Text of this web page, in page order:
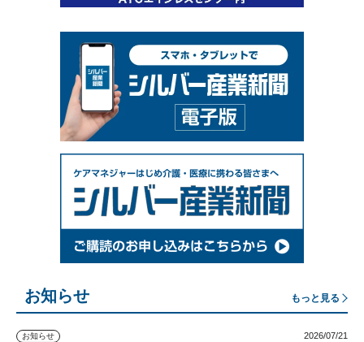
お知らせ もっと見る
お知らせ 2026/07/21